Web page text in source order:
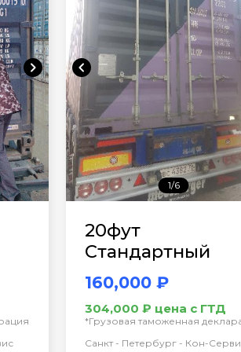
chevron_right chevron_left
1/6
20фут
Стандартный
160,000 ₽
304,000 ₽ цена с ГТД
*Грузовая таможенная
Санкт - Петербург - Кон-